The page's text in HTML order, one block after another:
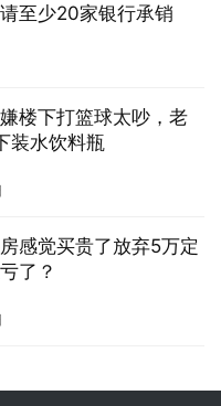
至少20家银行承销
楼下打篮球太吵，老
装水饮料瓶
感觉买贵了放弃5万定
了？